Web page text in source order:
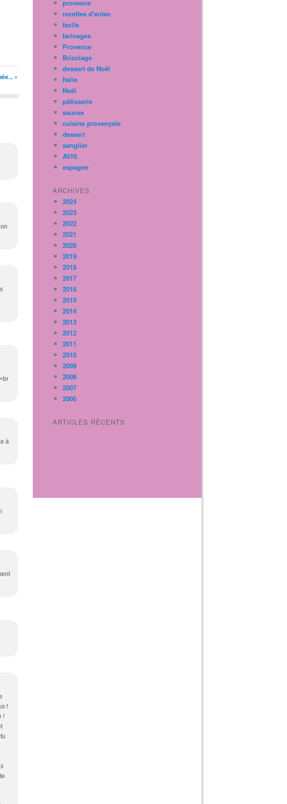
»
à
!
!
provence
recettes d'antan
facile
farinages
Provence
Bricolage
dessert de Noël
Italie
Noël
pâtisserie
sauces
cuisine provençale
dessert
sanglier
AVIS
espagne
ARCHIVES
2024
2023
2022
2021
2020
2019
2018
2017
2016
2015
2014
2013
2012
2011
2010
2009
2008
2007
2006
ARTICLES RÉCENTS